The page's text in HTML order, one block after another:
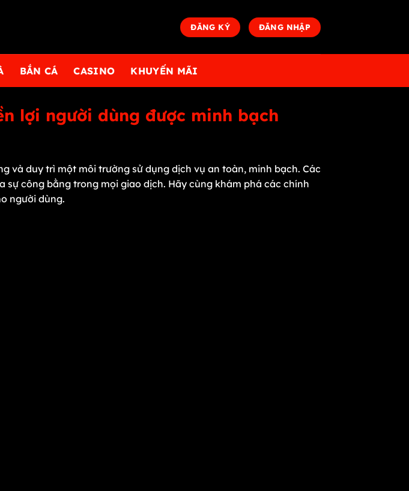
ĐĂNG KÝ ĐĂNG NHẬP
BẮN CÁ CASINO KHUYẾN MÃI
lợi người dùng được minh bạch
và duy trì một môi trường sử dụng dịch vụ an toàn, minh bạch. Các
công bằng trong mọi giao dịch. Hãy cùng khám phá các chính
người dùng.